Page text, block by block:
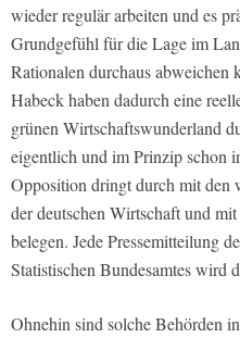
wieder regulär arbeiten und es
Grundgefühl für die Lage im
Rationalen durchaus abweichen
Habeck haben dadurch eine
grünen Wirtschaftswunderland
eigentlich und im Prinzip schon
Opposition dringt durch mit den
der deutschen Wirtschaft und
belegen. Jede Pressemitteilung
Statistischen Bundesamtes wird
Ohnehin sind solche Behörden